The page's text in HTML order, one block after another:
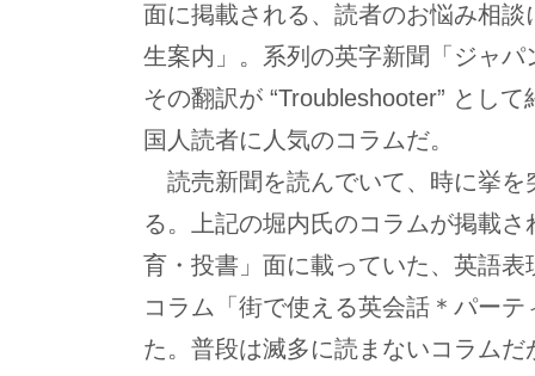
面に掲載される、読者のお悩み相談
生案内」。系列の英字新聞「ジャパ
その翻訳が “Troubleshooter” とし
国人読者に人気のコラムだ。
読売新聞を読んでいて、時に挙を
る。上記の堀内氏のコラムが掲載
育・投書」面に載っていた、英語表
コラム「街で使える英会話＊パー
た。普段は滅多に読まないコラム